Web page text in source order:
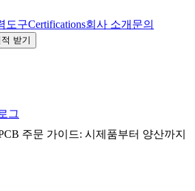
도구Certifications회사 소개 문의
적 받기
그
주문 가이드: 시제품부터 양산까지